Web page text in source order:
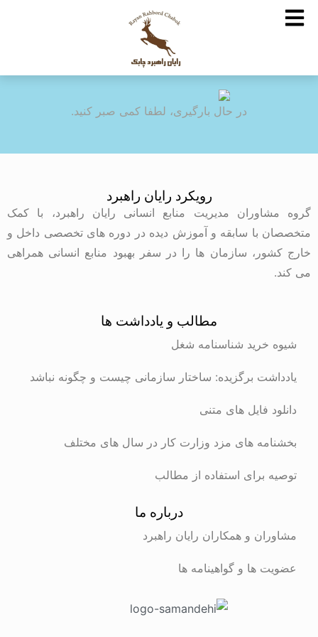
در حال بارگیری، لطفا کمی صبر کنید.
رویکرد رایان راهبرد
گروه مشاوران مدیریت منابع انسانی رایان راهبرد، با کمک
متخصصان با سابقه و آموزش دیده در دوره های تخصصی داخل و
خارج کشور، سازمان ها را در سفر بهبود منابع انسانی همراهی
می کند.
مطالب و یادداشت ها
شیوه خرید شناسنامه شغل
یادداشت برگزیده: ساختار سازمانی چیست و چگونه نباشد
دانلود فایل های متنی
بخشنامه های مزد وزارت کار در سال های مختلف
توصیه برای استفاده از مطالب
درباره ما
مشاوران و همکاران رایان راهبرد
عضویت ها و گواهینامه ها